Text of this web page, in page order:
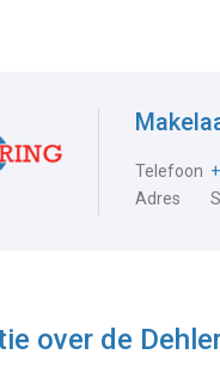
Telefoon
Adres
over de